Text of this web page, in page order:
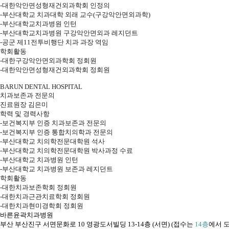
-대한악안면성형재건외과학회 인정의
-부산대학교 치과대학 외래 교수(구강악안면외과학)
-부산대학교치과병원 인턴
-부산대학교치과병원 구강악안면외과 레지던트
-공군 제11전투비행단 치과 과장 역임
학회활동
-대한구강악안면외과학회 정회원
-대한악안면성형재건외과학회 정회원
BARUN DENTAL HOSPITAL
치과보존과 전문의
진료원장 김은미
학력 및 경력사항
-보건복지부 인증 치과보존과 전문의
-보건복지부 인증 통합치의학과 전문의
-부산대학교 치의학전문대학원 석사
-부산대학교 치의학전문대학원 박사과정 수료
-부산대학교 치과병원 인턴
-부산대학교 치과병원 보존과 레지던트
학회활동
-대한치과보존학회 정회원
-대한치과근관치료학회 정회원
-대한치과현미경학회 정회원
바른윤곽치과병원
부산 부산진구 서면문화로 10 영광도서빌딩 13-14층 (서면) (접수는 14층에서